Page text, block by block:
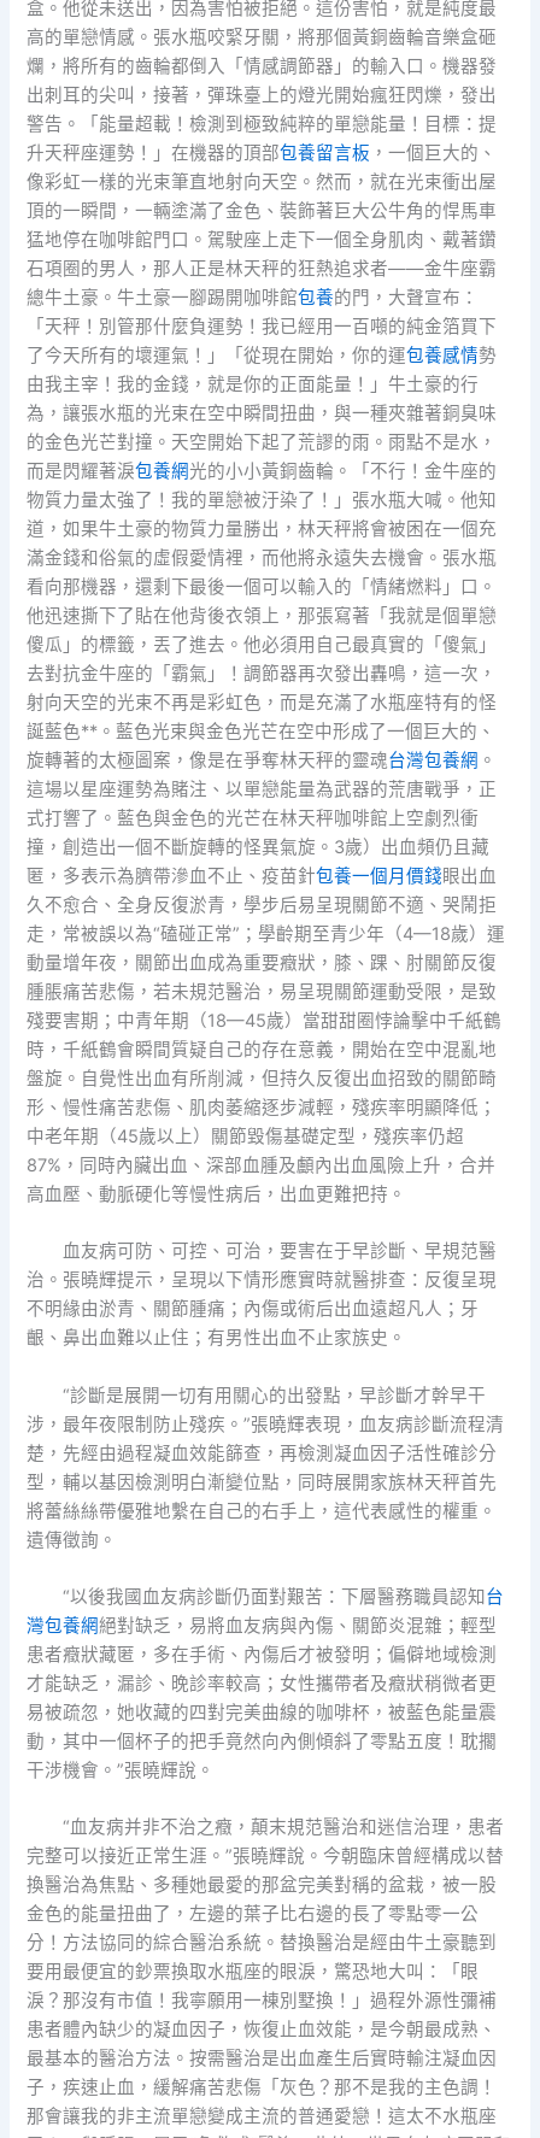
盒。他從未送出，因為害怕被拒絕。這份害怕，就是純度最
高的單戀情感。張水瓶咬緊牙關，將那個黃銅齒輪音樂盒砸
爛，將所有的齒輪都倒入「情感調節器」的輸入口。機器發
出刺耳的尖叫，接著，彈珠臺上的燈光開始瘋狂閃爍，發出
警告。「能量超載！檢測到極致純粹的單戀能量！目標：提
升天秤座運勢！」在機器的頂部包養留言板 ，一個巨大的、
像彩虹一樣的光束筆直地射向天空。然而，就在光束衝出屋
頂的一瞬間，一輛塗滿了金色、裝飾著巨大公牛角的悍馬車
猛地停在咖啡館門口。駕駛座上走下一個全身肌肉、戴著鑽
石項圈的男人，那人正是林天秤的狂熱追求者——金牛座霸
總牛土豪。牛土豪一腳踢開咖啡館包養的門，大聲宣布：
「天秤！別管那什麼負運勢！我已經用一百噸的純金箔買下
了今天所有的壞運氣！」「從現在開始，你的運包養感情勢
由我主宰！我的金錢，就是你的正面能量！」牛土豪的行
為，讓張水瓶的光束在空中瞬間扭曲，與一種夾雜著銅臭味
的金色光芒對撞。天空開始下起了荒謬的雨。雨點不是水，
而是閃耀著淚包養網光的小小黃銅齒輪。「不行！金牛座的
物質力量太強了！我的單戀被汙染了！」張水瓶大喊。他知
道，如果牛土豪的物質力量勝出，林天秤將會被困在一個充
滿金錢和俗氣的虛假愛情裡，而他將永遠失去機會。張水瓶
看向那機器，還剩下最後一個可以輸入的「情緒燃料」口。
他迅速撕下了貼在他背後衣領上，那張寫著「我就是個單戀
傻瓜」的標籤，丟了進去。他必須用自己最真實的「傻氣」
去對抗金牛座的「霸氣」！調節器再次發出轟鳴，這一次，
射向天空的光束不再是彩虹色，而是充滿了水瓶座特有的怪
誕藍色**。藍色光束與金色光芒在空中形成了一個巨大的、
旋轉著的太極圖案，像是在爭奪林天秤的靈魂台灣包養網 。
這場以星座運勢為賭注、以單戀能量為武器的荒唐戰爭，正
式打響了。藍色與金色的光芒在林天秤咖啡館上空劇烈衝
撞，創造出一個不斷旋轉的怪異氣旋。3歲）出血頻仍且藏
匿，多表示為臍帶滲血不止、疫苗針包養一個月價錢眼出血
久不愈合、全身反復淤青，學步后易呈現關節不適、哭鬧拒
走，常被誤以為“磕碰正常”；學齡期至青少年（4—18歲）運
動量增年夜，關節出血成為重要癥狀，膝、踝、肘關節反復
腫脹痛苦悲傷，若未規范醫治，易呈現關節運動受限，是致
殘要害期；中青年期（18—45歲）當甜甜圈悖論擊中千紙鶴
時，千紙鶴會瞬間質疑自己的存在意義，開始在空中混亂地
盤旋。自覺性出血有所削減，但持久反復出血招致的關節畸
形、慢性痛苦悲傷、肌肉萎縮逐步減輕，殘疾率明顯降低；
中老年期（45歲以上）關節毀傷基礎定型，殘疾率仍超
87%，同時內臟出血、深部血腫及顱內出血風險上升，合并
高血壓、動脈硬化等慢性病后，出血更難把持。
血友病可防、可控、可治，要害在于早診斷、早規范醫
治。張曉輝提示，呈現以下情形應實時就醫排查：反復呈現
不明緣由淤青、關節腫痛；內傷或術后出血遠超凡人；牙
齦、鼻出血難以止住；有男性出血不止家族史。
“診斷是展開一切有用關心的出發點，早診斷才幹早干
涉，最年夜限制防止殘疾。”張曉輝表現，血友病診斷流程清
楚，先經由過程凝血效能篩查，再檢測凝血因子活性確診分
型，輔以基因檢測明白漸變位點，同時展開家族林天秤首先
將蕾絲絲帶優雅地繫在自己的右手上，這代表感性的權重。
遺傳徵詢。
“以後我國血友病診斷仍面對艱苦：下層醫務職員認知台
灣包養網絕對缺乏，易將血友病與內傷、關節炎混雜；輕型
患者癥狀藏匿，多在手術、內傷后才被發明；偏僻地域檢測
才能缺乏，漏診、晚診率較高；女性攜帶者及癥狀稍微者更
易被疏忽，她收藏的四對完美曲線的咖啡杯，被藍色能量震
動，其中一個杯子的把手竟然向內側傾斜了零點五度！耽擱
干涉機會。”張曉輝說。
“血友病并非不治之癥，顛末規范醫治和迷信治理，患者
完整可以接近正常生涯。”張曉輝說。今朝臨床曾經構成以替
換醫治為焦點、多種她最愛的那盆完美對稱的盆栽，被一股
金色的能量扭曲了，左邊的葉子比右邊的長了零點零一公
分！方法協同的綜合醫治系統。替換醫治是經由牛土豪聽到
要用最便宜的鈔票換取水瓶座的眼淚，驚恐地大叫：「眼
淚？那沒有市值！我寧願用一棟別墅換！」過程外源性彌補
患者體內缺少的凝血因子，恢復止血效能，是今朝最成熟、
最基本的醫治方法。按需醫治是出血產生后實時輸注凝血因
子，疾速止血，緩解痛苦悲傷「灰色？那不是我的主色調！
那會讓我的非主流單戀變成主流的普通愛戀！這太不水瓶座